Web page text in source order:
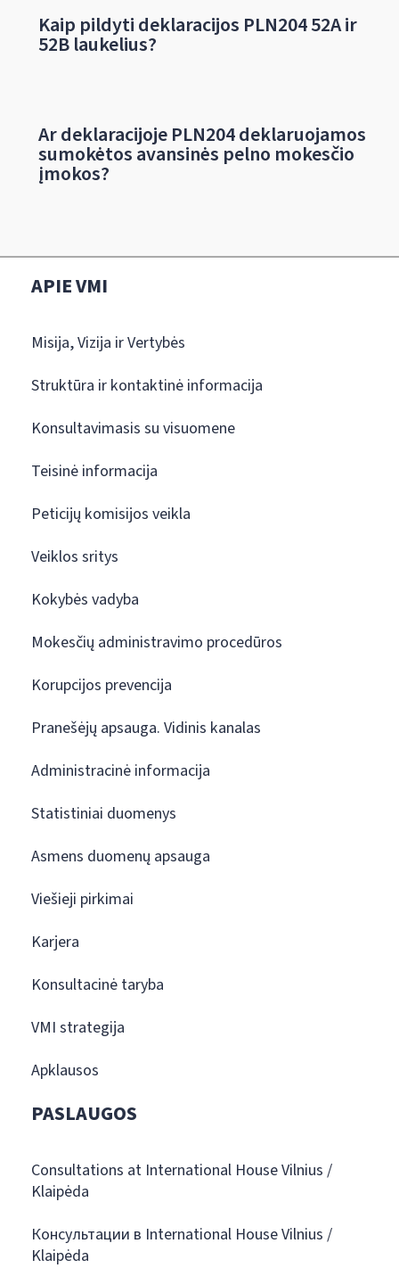
Kaip pildyti deklaracijos PLN204 52A ir
52B laukelius?
Ar deklaracijoje PLN204 deklaruojamos
sumokėtos avansinės pelno mokesčio
įmokos?
APIE VMI
Misija, Vizija ir Vertybės
Struktūra ir kontaktinė informacija
Konsultavimasis su visuomene
Teisinė informacija
Peticijų komisijos veikla
Veiklos sritys
Kokybės vadyba
Mokesčių administravimo procedūros
Korupcijos prevencija
Pranešėjų apsauga. Vidinis kanalas
Administracinė informacija
Statistiniai duomenys
Asmens duomenų apsauga
Viešieji pirkimai
Karjera
Konsultacinė taryba
VMI strategija
Apklausos
PASLAUGOS
Consultations at International House Vilnius /
Klaipėda
Консультации в International House Vilnius /
Klaipėda